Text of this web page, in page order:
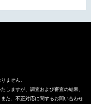
ません。
しますが、調査および審査の結果、
た、不正対応に関するお問い合わせ